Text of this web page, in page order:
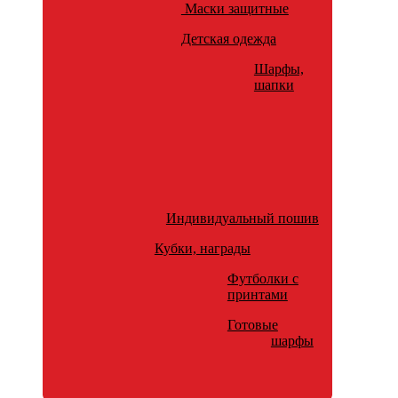
Маски защитные
Детская одежда
Шарфы,
шапки
Индивидуальный пошив
Кубки, награды
Футболки с
принтами
Готовые
шарфы